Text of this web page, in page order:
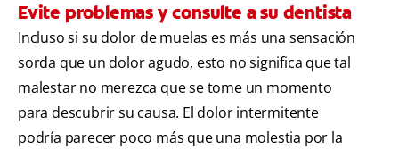
Evite problemas y consulte a su dentista
Incluso si su dolor de muelas es más una sensación
sorda que un dolor agudo, esto no significa que tal
malestar no merezca que se tome un momento
para descubrir su causa. El dolor intermitente
podría parecer poco más que una molestia por la